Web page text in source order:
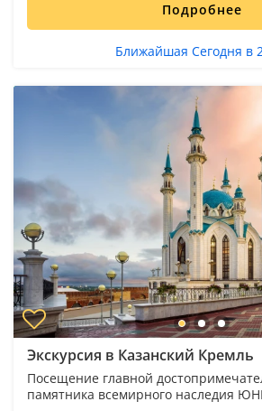
Подробнее
Ближайшая Сегодня в
Экскурсия в Казанский Кремль
Посещение главной
памятника всемирного наследия